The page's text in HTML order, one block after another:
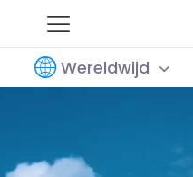
Wereldwijd